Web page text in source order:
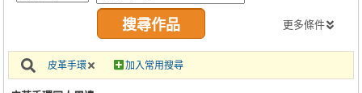
攤位轉讓區
會員功能選單
更多條件
皮革手環 加入常用搜尋